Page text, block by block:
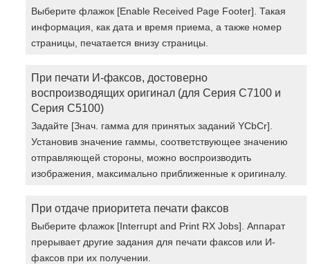
Выберите флажок [Enable Received Page Footer]. Такая
информация, как дата и время приема, а также номер
страницы, печатается внизу страницы.
При печати И-факсов, достоверно
воспроизводящих оригинал (для Серия C7100 и
Серия C5100)
Задайте [Знач. гамма для принятых заданий YCbCr].
Установив значение гаммы, соответствующее значению
отправляющей стороны, можно воспроизводить
изображения, максимально приближенные к оригиналу.
При отдаче приоритета печати факсов
Выберите флажок [Interrupt and Print RX Jobs]. Аппарат
прерывает другие задания для печати факсов или И-
факсов при их получении.